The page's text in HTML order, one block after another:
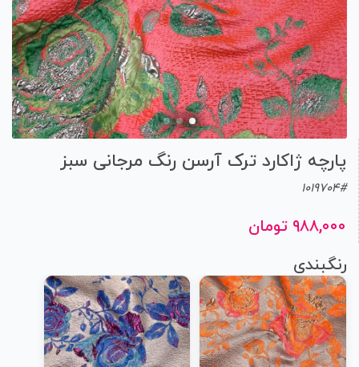
پارچه ژاکارد ترک آرسن رنگ مرجانی سبز
1019704#
۹۸۸,۰۰۰ تومان
رنگبندی